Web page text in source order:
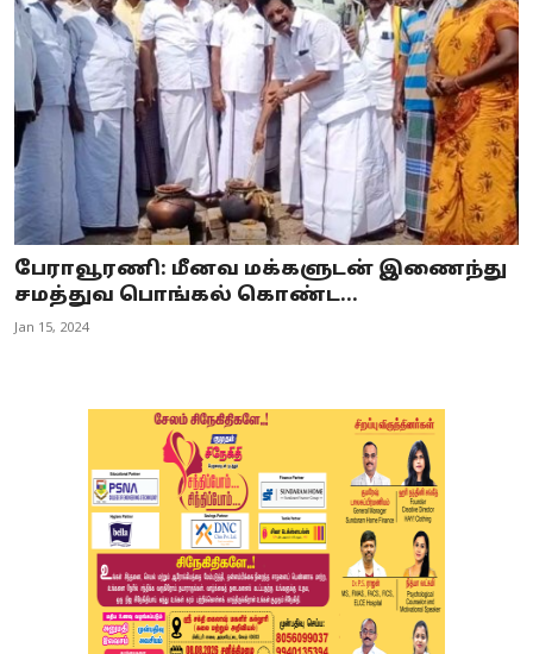
பேராவூரணி: மீனவ மக்களுடன் இணைந்து
சமத்துவ பொங்கல் கொண்ட...
Jan 15, 2024